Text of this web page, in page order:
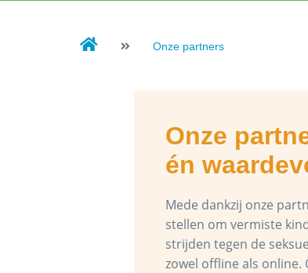
Onze partners
Onze
én
Mede dankzij onze
stellen om vermiste
strijden tegen de
zowel offline als